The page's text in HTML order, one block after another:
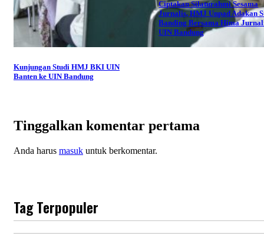
Kunjungan Studi HMJ BKI UIN
Banten ke UIN Bandung
Ciptakan Silaturahmi Sesama
Jurnalis, HMJ Unpad Adakan
Banding Bersama Hima
UIN Bandung
Tinggalkan komentar pertama
Anda harus masuk untuk berkomentar.
Tag Terpopuler